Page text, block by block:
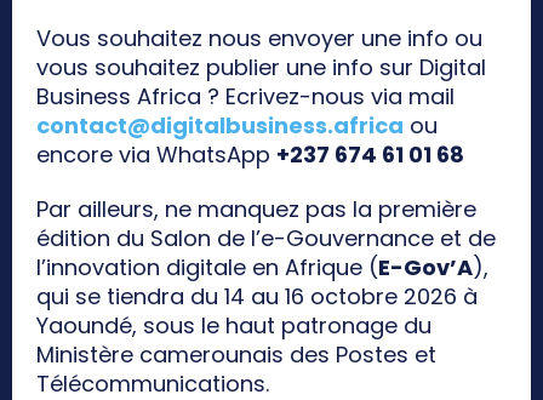
Vous souhaitez nous envoyer une info ou
vous souhaitez publier une info sur Digital
Business Africa ? Ecrivez-nous via mail
contact@digitalbusiness.africa ou
encore via WhatsApp +237 674 61 01 68
Par ailleurs, ne manquez pas la première
édition du Salon de l’e-Gouvernance et de
l’innovation digitale en Afrique (E-Gov’A),
qui se tiendra du 14 au 16 octobre 2026 à
Yaoundé, sous le haut patronage du
Ministère camerounais des Postes et
Télécommunications.